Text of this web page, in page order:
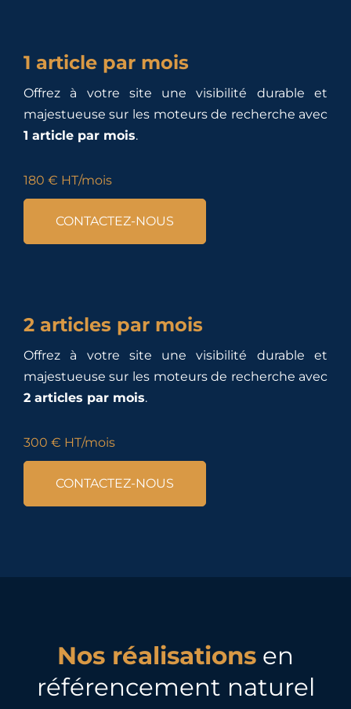
1 article par mois
Offrez à votre site une visibilité durable et
majestueuse sur les moteurs de recherche avec
1 article par mois.
180 € HT/mois
CONTACTEZ-NOUS
2 articles par mois
Offrez à votre site une visibilité durable et
majestueuse sur les moteurs de recherche avec
2 articles par mois.
300 € HT/mois
CONTACTEZ-NOUS
Nos réalisations en
référencement naturel